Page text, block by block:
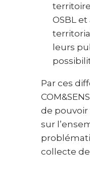
OSBL
leurs
Par ces
de
sur
collecte